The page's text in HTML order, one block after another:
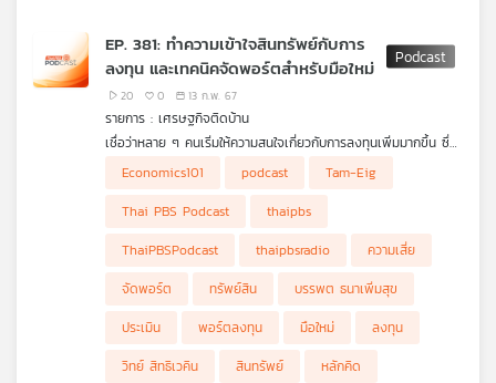
หรือนายจ้าง จะสร้าง Empathy ให้เกิดขึ้นในองค์กรได้
อย่างไร ดร.วิทย์ สิทธิเวคิน และ คุณจีรวัฒน์ ตั้งบวรพิเชฐ ที่ปรึกษา
อาวุโสด้านการสร้างแบรนด์นายจ้าง เล่าให้ฟังในรายการ เศรษฐกิจ
EP. 381: ทำความเข้าใจสินทรัพย์กับการ
ลงทุน และเทคนิคจัดพอร์ตสำหรับมือใหม่
20 0 13 ก.พ. 67
รายการ : เศรษฐกิจติดบ้าน
เชื่อว่าหลาย ๆ คนเริ่มให้ความสนใจเกี่ยวกับการลงทุนเพิ่มมากขึ้น ซึ่ง
จุดเริ่มต้นมักเริ่มด้วยวิธีประเมินความเสี่ยงของตนเองก่อน เพราะ
สินทรัพย์แต่ละประเภทมีความเสี่ยงไม่เท่ากัน ดังนั้นแต่ละคนที่ต้องการ
ลงทุนควรมีหลักคิดอะไรบ้าง และสำหรับมือใหม่มีเทคนิคจัดพอร์ตการ
ลงทุนอย่างไร ดร.วิทย์ สิทธิเวคิน และ คุณบรรพต ธนาเพิ่มสุข นัก
ลงทุนและผู้ร่วมก่อตั้ง ถามอีก กับอิก Tam-Eig เล่าให้ฟังในรายการ
Economics101 podcast
Tam-Eig
Thai PBS Podcast
thaipbs
ThaiPBSPodcast
thaipbsradio
ความเสี่ย
จัดพอร์ต
ทรัพย์สิน
บรรพต ธนาเพิ่มสุข
ประเมิน
พอร์ตลงทุน มือใหม่
ลงทุน
วิทย์ สิทธิเวคิน
สินทรัพย์
หลักคิด